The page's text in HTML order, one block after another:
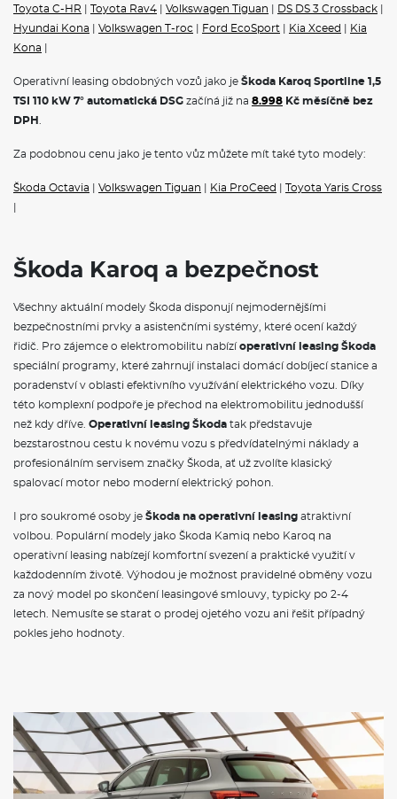
Signalizace nezapnutého bezpečnostního pásu
12V zásuvka vpředu a vzadu
Sada nářadí a zvedák vozu
Dva klíče dálkového centrálního zamykání
Povinné ručení
Pojištění skel
Operativní leasing Škoda představuje ideální řešení pro
podnikatele, firmy i soukromé osoby. Tento moderní způsob
koupě.Škoda na operativní leasing nabízí kompletní portfolio
modelů, od městského vozítka Fabia přes prostorný Octavia
Combi až po luxusní SUV Kodiaq. Na operák, si můžete pořídit
také čistě elektrické vozy
Škoda Elroq aŠkoda Enyaq na
měsíční splátce jsou obvykle zahrnuty veškeré servisní náklady,
pojištění i pravidelná údržba, což vám umožní přesně plánovat
výdaje spojené s provozem vozidla.
VÝBAVA:
Navigace
Tažné zařízení
Toyota C-HR
Toyota Rav4 Volkswagen Tiguan DS DS 3 Crossback
Hyundai Kona
Volkswagen T-roc Ford EcoSport Kia Xceed
Kia
Kona
Operativní leasing obdobných vozů jako je Škoda Karoq Sportline 1,5
TSI 110 kW 7° automatická DSG začíná již na 8.998 Kč měsíčně bez
DPH
Za podobnou cenu jako je tento vůz můžete mít také tyto modely:
Škoda Octavia Volkswagen Tiguan Kia ProCeed
Toyota Yaris Cross
Škoda Karoq a bezpečnost
Všechny aktuální modely Škoda disponují nejmodernějšími
bezpečnostními prvky a asistenčními systémy, které ocení každý
řidič. Pro zájemce o elektromobilitu nabízíoperativní leasing Škoda
speciální programy, které zahrnují instalaci domácí dobíjecí stanice a
poradenství v oblasti efektivního využívání elektrického vozu. Díky
této komplexní podpoře je přechod na elektromobilitu jednodušší
než kdy dříve. Operativní leasing Škoda tak představuje
bezstarostnou cestu k novému vozu s předvídatelnými náklady a
profesionálním servisem značky Škoda, ať už zvolíte klasický
spalovací motor nebo moderní elektrický pohon.
I pro soukromé osoby je Škoda na operativní leasing atraktivní
volbou. Populární modely jako Škoda Kamiq nebo Karoq na
operativní leasing nabízejí komfortní svezení a praktické využití v
každodenním životě. Výhodou je možnost pravidelné obměny vozu
za nový model po skončení leasingové smlouvy, typicky po 2-4
letech. Nemusíte se starat o prodej ojetého vozu ani řešit případný
pokles jeho hodnoty.